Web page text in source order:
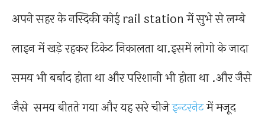
अपने सहर के नस्दिकी कोई rail station में सुभे से लम्बे
लाइन में खड़े रहकर टिकेट निकालता था.इसमें लोगो के जादा
समय भी बर्बाद होता था और परिशानी भी होता था .और जैसे
जैसे समय बीतते गया और यह सरे चीजेइन्टरनेटमें मजूद